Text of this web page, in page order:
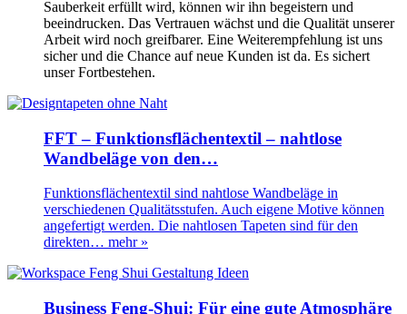
Sauberkeit erfüllt wird, können wir ihn begeistern und
beeindrucken. Das Vertrauen wächst und die Qualität unserer
Arbeit wird noch greifbarer. Eine Weiterempfehlung ist uns
sicher und die Chance auf neue Kunden ist da. Es sichert
unser Fortbestehen.
FFT – Funktionsflächentextil – nahtlose
Wandbeläge von den…
Funktionsflächentextil sind nahtlose Wandbeläge in
verschiedenen Qualitätsstufen. Auch eigene Motive können
angefertigt werden. Die nahtlosen Tapeten sind für den
direkten… mehr »
Business Feng-Shui: Für eine gute Atmosphäre